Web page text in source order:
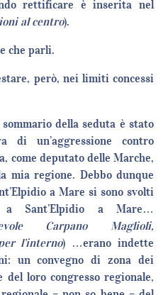
rettificare è inserita nel
al centro).
che parli.
però, nei limiti concessi
della seduta è stato
di un’aggressione contro
come deputato delle Marche,
mia regione. Debbo dunque
a Mare si sono svolti
a Sant’Elpidio a Mare…
Carpano Maglioli,
l’interno) …erano indette
un convegno di zona dei
loro congresso regionale,